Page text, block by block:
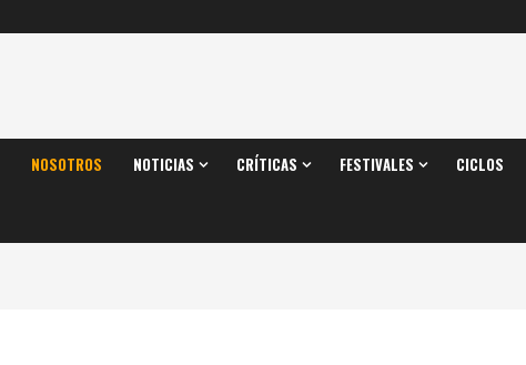
NOSOTROS NOTICIAS CRÍTICAS FESTIVALES CICLOS